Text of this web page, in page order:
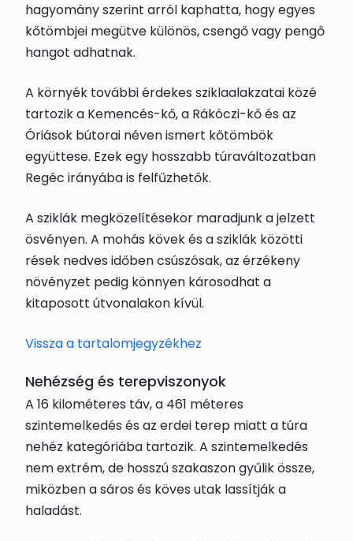
hagyomány szerint arról kaphatta, hogy egyes
kőtömbjei megütve különös, csengő vagy pengő
hangot adhatnak.
A környék további érdekes sziklaalakzatai közé
tartozik a Kemencés-kő, a Rákóczi-kő és az
Óriások bútorai néven ismert kőtömbök
együttese. Ezek egy hosszabb túraváltozatban
Regéc irányába is felfűzhetők.
A sziklák megközelítésekor maradjunk a jelzett
ösvényen. A mohás kövek és a sziklák közötti
rések nedves időben csúszósak, az érzékeny
növényzet pedig könnyen károsodhat a
kitaposott útvonalakon kívül.
Vissza a tartalomjegyzékhez
Nehézség és terepviszonyok
A 16 kilométeres táv, a 461 méteres
szintemelkedés és az erdei terep miatt a túra
nehéz kategóriába tartozik. A szintemelkedés
nem extrém, de hosszú szakaszon gyűlik össze,
miközben a sáros és köves utak lassítják a
haladást.